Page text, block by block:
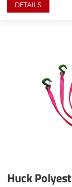
DETAILS
Huck